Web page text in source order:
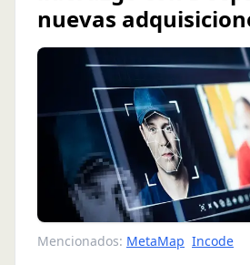
nuevas
Mencionados: MetaMap Incode